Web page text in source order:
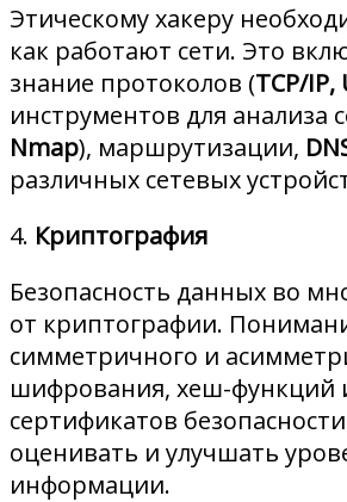
Этическому хакеру
как работают сети. Это
знание протоколов (TCP/IP,
инструментов для анализа
Nmap), маршрутизации,
различных сетевых
4. Криптография
Безопасность данных во
от криптографии.
симметричного и
шифрования, хеш-функций
сертификатов
оценивать и улучшать
информации.